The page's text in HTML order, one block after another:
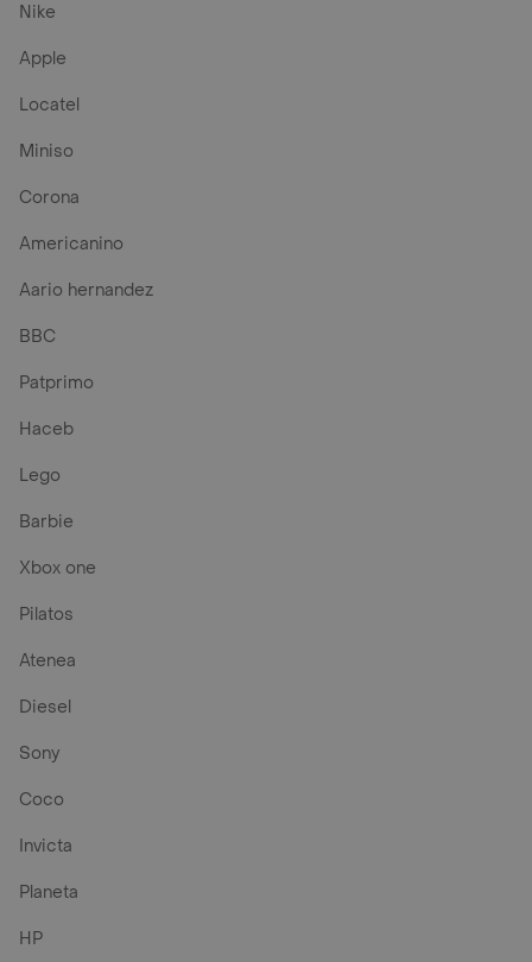
Nike
Apple
Locatel
Miniso
Corona
Americanino
Aario hernandez
BBC
Patprimo
Haceb
Lego
Barbie
Xbox one
Pilatos
Atenea
Diesel
Sony
Coco
Invicta
Planeta
HP